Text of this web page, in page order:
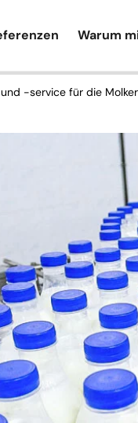
Warum
-service für die